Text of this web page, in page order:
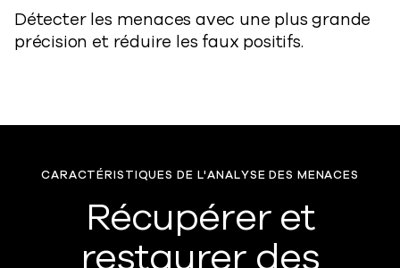
Détecter les menaces avec une plus grande
précision et réduire les faux positifs.
CARACTÉRISTIQUES DE L'ANALYSE DES MENACES
Récupérer et
restaurer des